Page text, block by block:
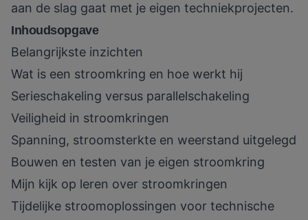
aan de slag gaat met je eigen techniekprojecten.
Inhoudsopgave
Belangrijkste inzichten
Wat is een stroomkring en hoe werkt hij
Serieschakeling versus parallelschakeling
Veiligheid in stroomkringen
Spanning, stroomsterkte en weerstand uitgelegd
Bouwen en testen van je eigen stroomkring
Mijn kijk op leren over stroomkringen
Tijdelijke stroomoplossingen voor technische